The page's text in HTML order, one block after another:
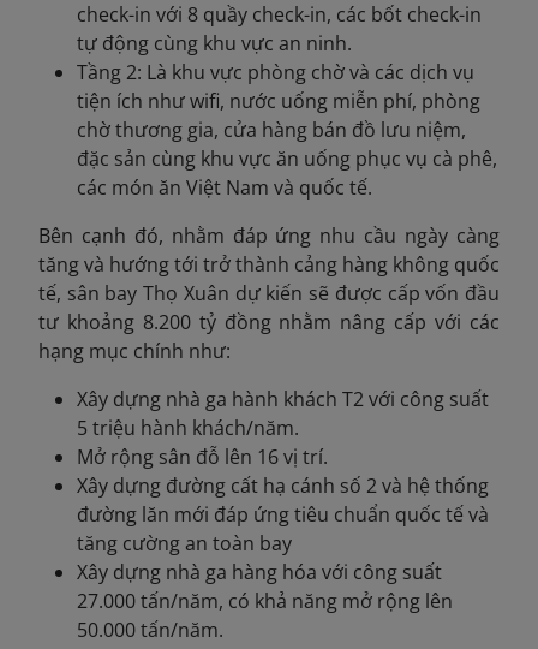
check-in với 8 quầy check-in, các bốt check-in
tự động cùng khu vực an ninh.
Tầng 2: Là khu vực phòng chờ và các dịch vụ
tiện ích như wifi, nước uống miễn phí, phòng
chờ thương gia, cửa hàng bán đồ lưu niệm,
đặc sản cùng khu vực ăn uống phục vụ cà phê,
các món ăn Việt Nam và quốc tế.
Bên cạnh đó, nhằm đáp ứng nhu cầu ngày càng
tăng và hướng tới trở thành cảng hàng không quốc
tế, sân bay Thọ Xuân dự kiến sẽ được cấp vốn đầu
tư khoảng 8.200 tỷ đồng nhằm nâng cấp với các
hạng mục chính như:
Xây dựng nhà ga hành khách T2 với công suất
5 triệu hành khách/năm.
Mở rộng sân đỗ lên 16 vị trí.
Xây dựng đường cất hạ cánh số 2 và hệ thống
đường lăn mới đáp ứng tiêu chuẩn quốc tế và
tăng cường an toàn bay
Xây dựng nhà ga hàng hóa với công suất
27.000 tấn/năm, có khả năng mở rộng lên
50.000 tấn/năm.